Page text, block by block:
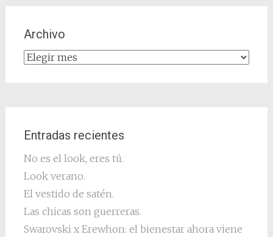
Archivo
Archivo
Entradas recientes
No es el look, eres tú.
Look verano.
El vestido de satén.
Las chicas son guerreras.
Swarovski x Erewhon: el bienestar ahora viene